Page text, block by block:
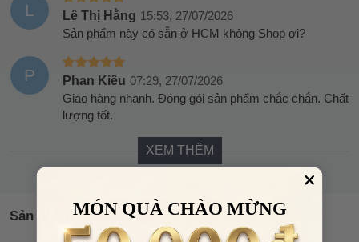
L Lê Thị Hằng 15:53, 27/07/2026
Sản phẩm này có sẵn ở HCM không Shop ơi?
P Phan Kiều 07:29, 27/07/2026
Giao hàng nhanh. Đóng gói sản phẩm chắc chắn. Chất
lượng tốt.
XEM THÊM
Sản phẩm tương tựMÓN QUÀ CHÀO MỪNG